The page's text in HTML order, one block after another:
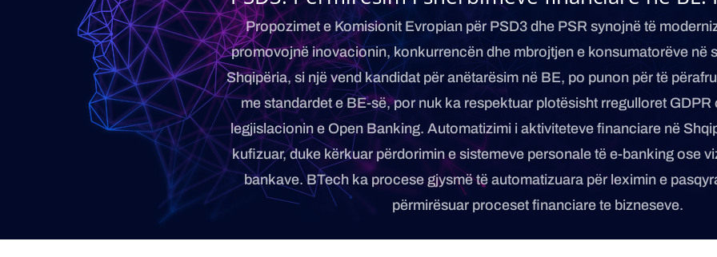
Propozimet e Komisionit Evropian për PSD3 dhe PSR synojnë të
promovojnë inovacionin, konkurrencën dhe mbrojtjen e konsumatorëve në
Shqipëria, si një vend kandidat për anëtarësim në BE, po punon për të
me standardet e BE-së, por nuk ka respektuar plotësisht rregulloret GDPR
legjislacionin e Open Banking. Automatizimi i aktiviteteve financiare në
kufizuar, duke kërkuar përdorimin e sistemeve personale të e-banking ose
bankave. BTech ka procese gjysmë të automatizuara për leximin e
përmirësuar proceset financiare te bizneseve.